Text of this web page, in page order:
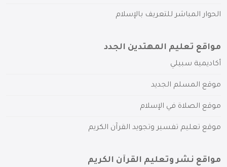
الحوار المباشر للتعريف بالإسلام
مواقع تعليم المهتدين الجدد
أكاديمية سبيلي
موقع المسلم الجديد
موقع الصلاة في الإسلام
موقع تعليم تفسير وتجويد القرآن الكريم
مواقع نشر وتعليم القرآن الكريم